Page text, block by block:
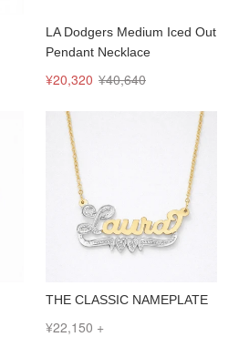
LA Dodgers Medium Iced Out
Pendant Necklace
¥20,320 ¥40,640
THE CLASSIC NAMEPLATE
¥22,150 +